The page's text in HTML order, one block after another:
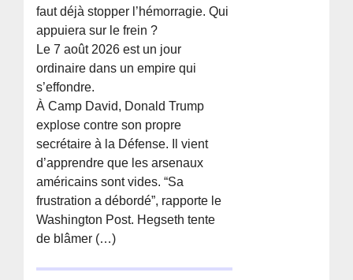
faut déjà stopper l’hémorragie. Qui
appuiera sur le frein ?
Le 7 août 2026 est un jour
ordinaire dans un empire qui
s’effondre.
À Camp David, Donald Trump
explose contre son propre
secrétaire à la Défense. Il vient
d’apprendre que les arsenaux
américains sont vides. “Sa
frustration a débordé”, rapporte le
Washington Post. Hegseth tente
de blâmer (…)